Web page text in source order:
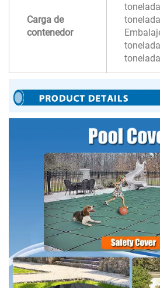
Carga de
contenedor